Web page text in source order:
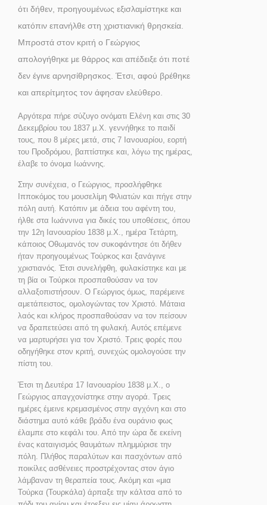
ότι δήθεν, προηγουμένως εξισλαμίστηκε και
κατόπιν επανήλθε στη χριστιανική θρησκεία.
Μπροστά στον κριτή ο Γεώργιος
απολογήθηκε με θάρρος και απέδειξε ότι ποτέ
δεν έγινε αρνησίθρησκος. Έτσι, αφού βρέθηκε
και απερίτμητος τον άφησαν ελεύθερο.
Αργότερα πήρε σύζυγο ονόματι Ελένη και στις 30
Δεκεμβρίου του 1837 μ.Χ. γεννήθηκε το παιδί
τους, που 8 μέρες μετά, στις 7 Ιανουαρίου, εορτή
του Προδρόμου, βαπτίστηκε και, λόγω της ημέρας,
έλαβε το όνομα Ιωάννης.
Στην συνέχεια, ο Γεώργιος, προσλήφθηκε
Ιπποκόμος του μουσελίμη Φιλιατών και πήγε στην
πόλη αυτή. Κατόπιν με άδεια του αφέντη του,
ήλθε στα Ιωάννινα για δικές του υποθέσεις, όπου
την 12η Ιανουαρίου 1838 μ.Χ., ημέρα Τετάρτη,
κάποιος Οθωμανός τον συκοφάντησε ότι δήθεν
ήταν προηγουμένως Τούρκος και ξανάγινε
χριστιανός. Έτσι συνελήφθη, φυλακίστηκε και με
τη βία οι Τούρκοι προσπαθούσαν να τον
αλλαξοπιστήσουν. Ο Γεώργιος όμως, παρέμεινε
αμετάπειστος, ομολογώντας τον Χριστό. Μάταια
λαός και κλήρος προσπαθούσαν να τον πείσουν
να δραπετεύσει από τη φυλακή. Αυτός επέμενε
να μαρτυρήσει για τον Χριστό. Τρεις φορές που
οδηγήθηκε στον κριτή, συνεχώς ομολογούσε την
πίστη του.
Έτσι τη Δευτέρα 17 Ιανουαρίου 1838 μ.Χ., ο
Γεώργιος απαγχονίστηκε στην αγορά. Τρεις
ημέρες έμεινε κρεμασμένος στην αγχόνη και στο
διάστημα αυτό κάθε βράδυ ένα ουράνιο φως
έλαμπε στο κεφάλι του. Από την ώρα δε εκείνη
ένας καταιγισμός θαυμάτων πλημμύρισε την
πόλη. Πλήθος παραλύτων και πασχόντων από
ποικίλες ασθένειες προστρέχοντας στον άγιο
λάμβαναν τη θεραπεία τους. Ακόμη και «μια
Τούρκα (Τουρκάλα) άρπαξε την κάλτσα από το